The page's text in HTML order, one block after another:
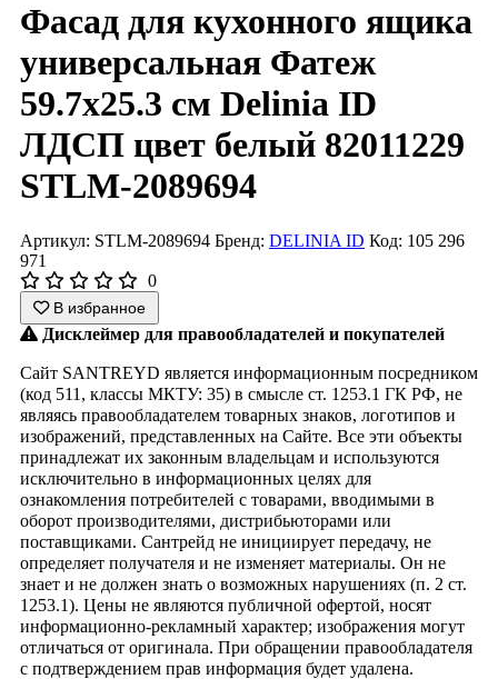
Фасад для кухонного ящика
универсальная Фатеж
59.7x25.3 см Delinia ID
ЛДСП цвет белый 82011229
STLM-2089694
Артикул: STLM-2089694 Бренд: DELINIA ID Код: 105 296
971
0
В избранное
Дисклеймер для правообладателей и покупателей
Сайт SANTREYD является информационным посредником
(код 511, классы МКТУ: 35) в смысле ст. 1253.1 ГК РФ, не
являясь правообладателем товарных знаков, логотипов и
изображений, представленных на Сайте. Все эти объекты
принадлежат их законным владельцам и используются
исключительно в информационных целях для
ознакомления потребителей с товарами, вводимыми в
оборот производителями, дистрибьюторами или
поставщиками. Сантрейд не инициирует передачу, не
определяет получателя и не изменяет материалы. Он не
знает и не должен знать о возможных нарушениях (п. 2 ст.
1253.1). Цены не являются публичной офертой, носят
информационно-рекламный характер; изображения могут
отличаться от оригинала. При обращении правообладателя
с подтверждением прав информация будет удалена.